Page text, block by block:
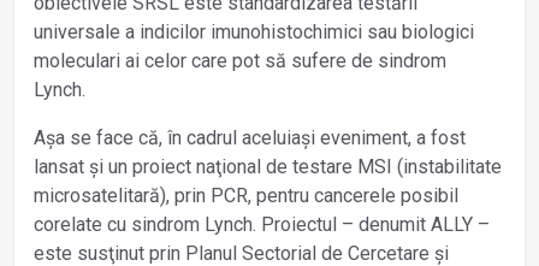
universale a indicilor imunohistochimici sau biologici
moleculari ai celor care pot să sufere de sindrom
Lynch.
Așa se face că, în cadrul aceluiași eveniment, a fost
lansat și un proiect naţional de testare MSI (instabilitate
microsatelitară), prin PCR, pentru cancerele posibil
corelate cu sindrom Lynch. Proiectul – denumit ALLY –
este susţinut prin Planul Sectorial de Cercetare și